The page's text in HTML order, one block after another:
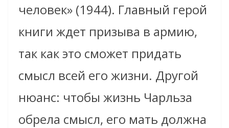
человек» (1944). Главный герой
книги ждет призыва в армию,
так как это сможет придать
смысл всей его жизни. Другой
нюанс: чтобы жизнь Чарльза
обрела смысл, его мать должна